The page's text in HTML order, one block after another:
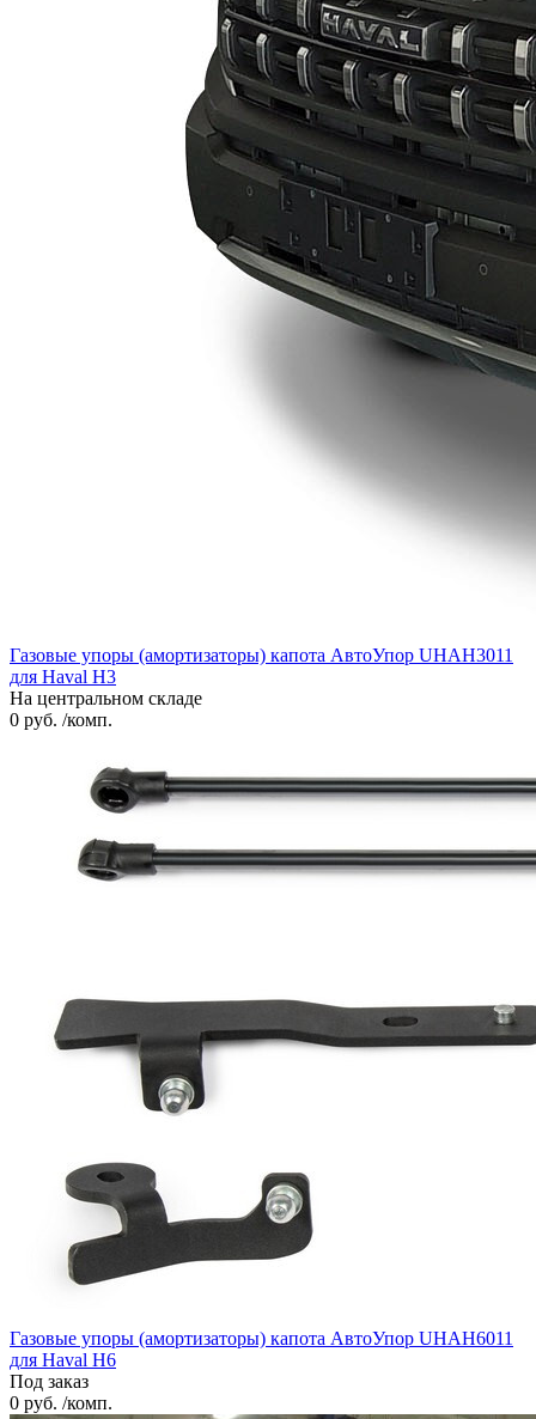
Газовые упоры (амортизаторы) капота АвтоУпор UHAH3011
для Haval H3
На центральном складе
0 руб. /комп.
Газовые упоры (амортизаторы) капота АвтоУпор UHAH6011
для Haval H6
Под заказ
0 руб. /комп.